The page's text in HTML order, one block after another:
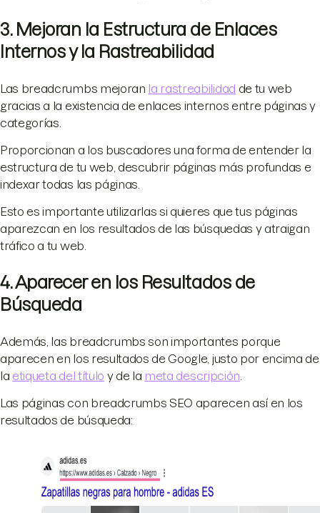
3. Mejoran la Estructura de Enlaces
Internos y la Rastreabilidad
Las breadcrumbs mejoran la rastreabilidad de tu web
gracias a la existencia de enlaces internos entre páginas y
categorías.
Proporcionan a los buscadores una forma de entender la
estructura de tu web, descubrir páginas más profundas e
indexar todas las páginas.
Esto es importante utilizarlas si quieres que tus páginas
aparezcan en los resultados de las búsquedas y atraigan
tráfico a tu web.
4. Aparecer en los Resultados de
Búsqueda
Además, las breadcrumbs son importantes porque
aparecen en los resultados de Google, justo por encima de
la etiqueta del título y de la meta descripción
Las páginas con breadcrumbs SEO aparecen así en los
resultados de búsqueda: